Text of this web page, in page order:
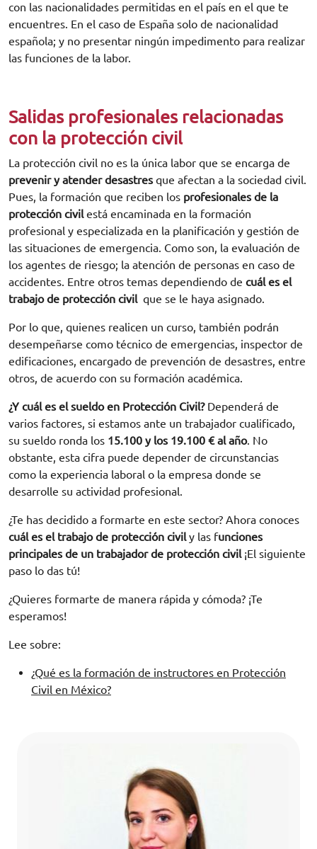
con las nacionalidades permitidas en el país en el que te
encuentres. En el caso de España solo de nacionalidad
española; y no presentar ningún impedimento para realizar
las funciones de la labor.
Salidas profesionales relacionadas
con la protección civil
La protección civil no es la única labor que se encarga de
prevenir y atender desastres que afectan a la sociedad civil.
Pues, la formación que reciben los profesionales de la
protección civilestá encaminada en la formación
profesional y especializada en la planificación y gestión de
las situaciones de emergencia. Como son, la evaluación de
los agentes de riesgo; la atención de personas en caso de
accidentes. Entre otros temas dependiendo de cuál es el
trabajo de protección civil que se le haya asignado.
Por lo que, quienes realicen un curso, también podrán
desempeñarse como técnico de emergencias, inspector de
edificaciones, encargado de prevención de desastres, entre
otros, de acuerdo con su formación académica.
¿Y cuál es el sueldo en Protección Civil? Dependerá de
varios factores, si estamos ante un trabajador cualificado,
su sueldo ronda los 15.100 y los 19.100 € al año. No
obstante, esta cifra puede depender de circunstancias
como la experiencia laboral o la empresa donde se
desarrolle su actividad profesional.
¿Te has decidido a formarte en este sector? Ahora conoces
cuál es el trabajo de protección civily las funciones
principales de un trabajador de protección civil¡El siguiente
paso lo das tú!
¿Quieres formarte de manera rápida y cómoda? ¡Te
esperamos!
Lee sobre:
¿Qué es la formación de instructores en Protección
Civil en México?